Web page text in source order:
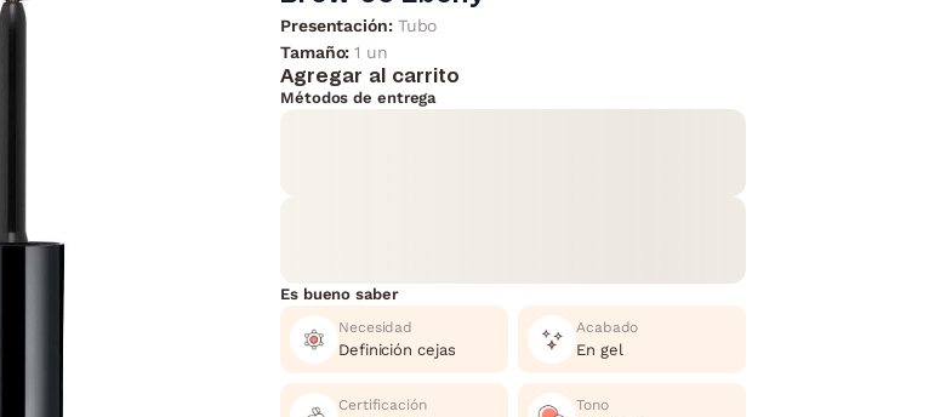
Presentación: Tubo
Tamaño:1 un
Agregar al carrito
Métodos de entrega
Es bueno saber
Necesidad
Definición cejas
Acabado
En gel
Certificación Tono